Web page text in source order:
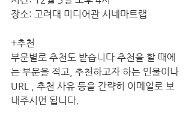
장소: 고려대 미디어관 시네마트랩
+추천
부문별로 추천도 받습니다 추천을 할 때에
는 부문을 적고, 추천하고자 하는 인물이나
URL , 추천 사유 등을 간략히 이메일로 보
내주시면 됩니다.